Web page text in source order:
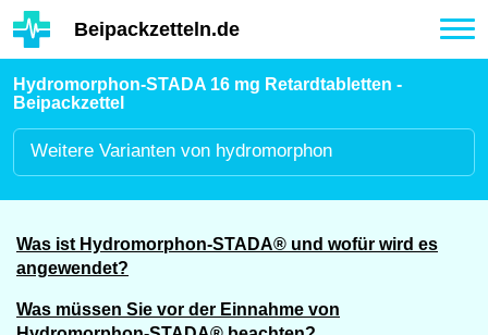
Hauptinhalt
Beipackzetteln.de
Hydromorphon-STADA 16 mg Retardtabletten -
Beipackzettel
Weitere Varianten von hydromorphon
Was ist Hydromorphon-STADA® und wofür wird es
angewendet?
Was müssen Sie vor der Einnahme von